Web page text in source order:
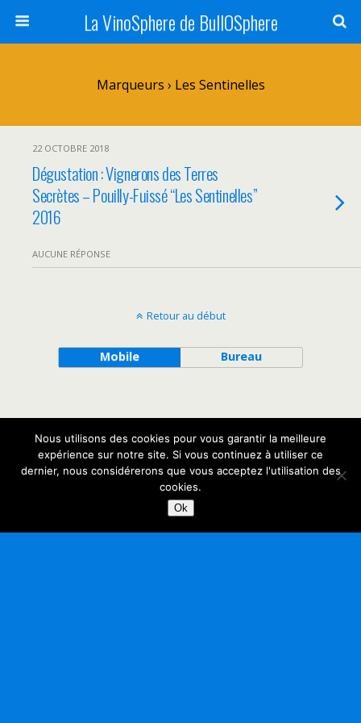
La VinoSphere de BullOSphere
Marqueurs › Les Sentinelles
22 OCTOBRE 2018
Dégustation : Vignerons des Terres
Secrètes – Pouilly-Fuissé “Les Sentinelles”
2016
AUCUNE RÉPONSE
Retour au début
Mobile Bureau
Nous utilisons des cookies pour vous garantir la meilleure
expérience sur notre site. Si vous continuez à utiliser ce
dernier, nous considérerons que vous acceptez l'utilisation des
cookies.
Ok